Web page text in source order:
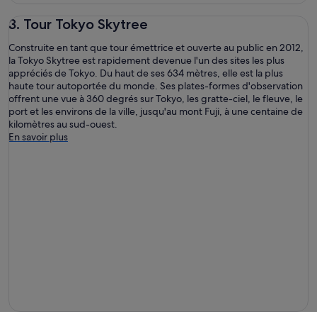
3. Tour Tokyo Skytree
Construite en tant que tour émettrice et ouverte au public en 2012,
la Tokyo Skytree est rapidement devenue l'un des sites les plus
appréciés de Tokyo. Du haut de ses 634 mètres, elle est la plus
haute tour autoportée du monde. Ses plates-formes d'observation
offrent une vue à 360 degrés sur Tokyo, les gratte-ciel, le fleuve, le
port et les environs de la ville, jusqu'au mont Fuji, à une centaine de
kilomètres au sud-ouest.
En savoir plus